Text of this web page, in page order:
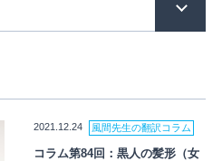
2021.12.24 風間先生の翻訳コラム
コラム第84回：黒人の髪形（女